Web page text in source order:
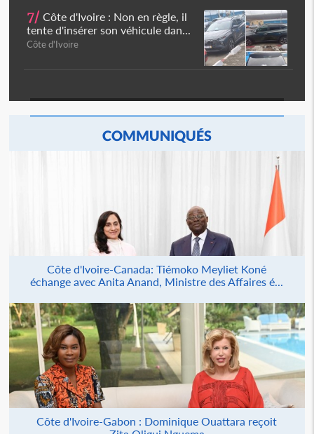
7/ Côte d'Ivoire : Non en règle, il
tente d'insérer son véhicule dan...
Côte d'Ivoire
COMMUNIQUÉS
Côte d'Ivoire-Canada: Tiémoko Meyliet Koné
échange avec Anita Anand, Ministre des Affaires é...
Côte d'Ivoire-Gabon : Dominique Ouattara reçoit